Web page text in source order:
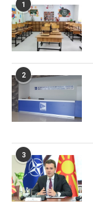
1
2
3